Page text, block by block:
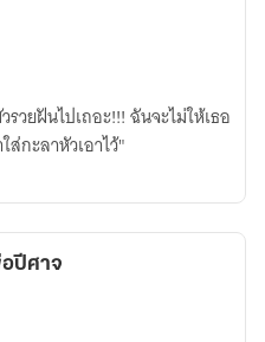
วยฝันไปเถอะ!!! ฉันจะไม่ให้เธอ
กะลาหัวเอาไว้"
ปีศาจ